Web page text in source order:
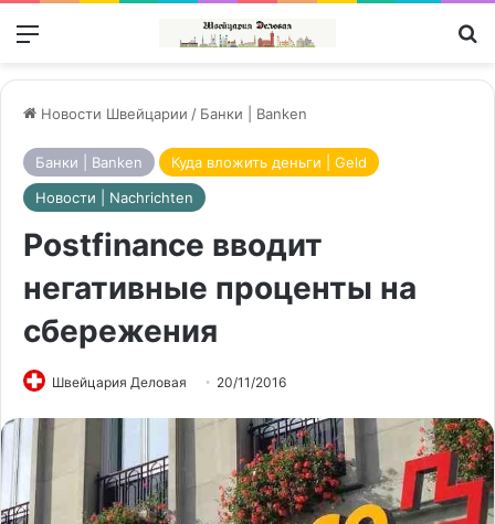
Меню
Новости Швейцарии / Банки | Banken
Банки | Banken
Куда вложить деньги | Geld
Новости | Nachrichten
Postfinance вводит
негативные проценты на
сбережения
Швейцария Деловая 20/11/2016